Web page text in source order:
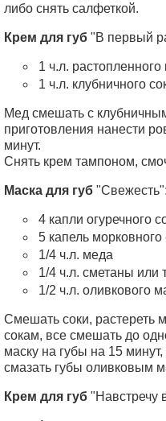
либо снять салфеткой.
Крем для губ "В первый
1 ч.л. растопленного
1 ч.л. клубничного
Мед смешать с
приготовления нанести
минут.
Снять крем тампоном,
Маска для губ "Свежесть":
4 капли огуречного
5 капель морковного
1/4 ч.л. меда
1/4 ч.л. сметаны или
1/2 ч.л. оливкового
Смешать соки, растереть
сокам, все смешать до
маску на губы на 15
смазать губы оливковым
Крем для губ "Навстречу